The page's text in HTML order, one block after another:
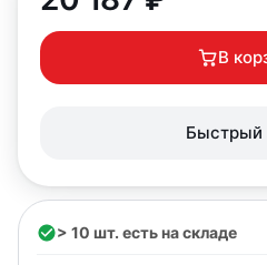
В
Быстрый
> 10 шт. есть на складе